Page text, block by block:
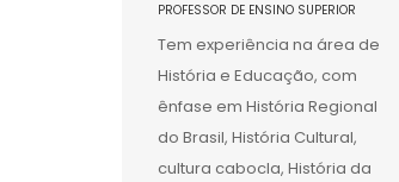
PROFESSOR DE ENSINO SUPERIOR
Tem experiência na área de
História e Educação, com
ênfase em História Regional
do Brasil, História Cultural,
cultura cabocla, História da